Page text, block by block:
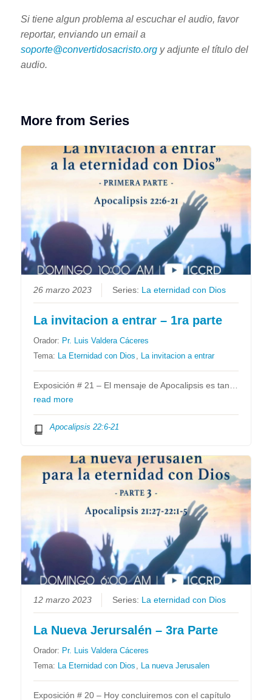
Si tiene algun problema al escuchar el audio, favor
reportar, enviando un email a
soporte@convertidosacristo.orgy adjunte el título del
audio.
More from Series
26 marzo 2023 Series: La eternidad con Dios
La invitacion a entrar – 1ra parte
Orador: Pr. Luis Valdera Cáceres
Tema: La Eternidad con Dios La invitacion a entrar
Exposición # 21 – El mensaje de Apocalipsis es tan…
read more
Apocalipsis 22:6-21
12 marzo 2023 Series: La eternidad con Dios
La Nueva Jerursalén – 3ra Parte
Orador: Pr. Luis Valdera Cáceres
Tema:
La Eternidad con Dios La nueva Jerusalen
Exposición # 20 – Hoy concluiremos con el capítulo